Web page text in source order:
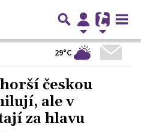
29°C
českou
ale v
za hlavu